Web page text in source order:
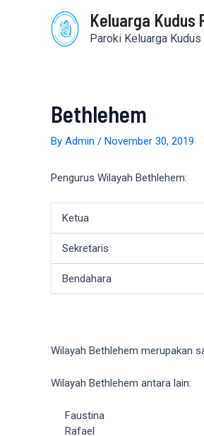
Keluarga Kudus
Paroki Keluarga
Bethlehem
By Admin / November 30, 2019
Pengurus Wilayah Bethlehem:
Ketua
Sekretaris
Bendahara
Wilayah Bethlehem merupakan
Wilayah Bethlehem antara lain:
Faustina
Rafael
navigation